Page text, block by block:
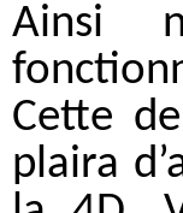
Ainsi
Cette
plaira